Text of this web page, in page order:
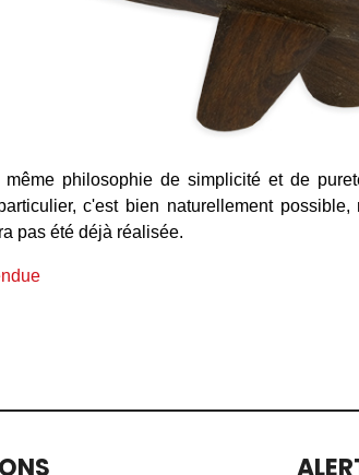
philosophie de simplicité et de
c'est bien naturellement
pas été déjà réalisée.